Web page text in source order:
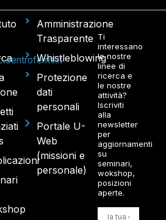
Amministrazione
Trasparente
Whistleblowing
Protezione
dati
personali
Portale U-
Web
(missioni e
personale)
Ti
interessano
le nostre
linee di
ricerca e
le nostre
attività?
Iscriviti
alla
newsletter
per
aggiornamenti
su
seminari,
wokshop,
posizioni
aperte.